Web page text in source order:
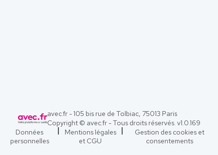
avec.fr - 105 bis rue de Tolbiac, 75013 Paris
Copyright © avec.fr - Tous droits réservés. v1.0.169
Données
personnelles
Mentions légales
et CGU
Gestion des cookies et
consentements